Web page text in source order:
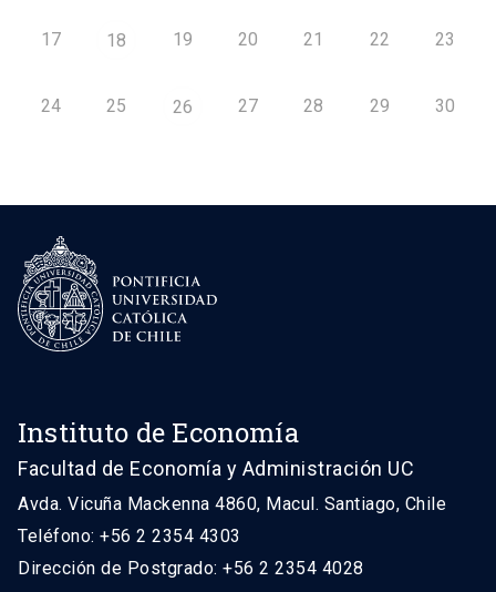
17 18 19 20 21 22 23
24 25 26 27 28 29 30
Instituto de Economía
Facultad de Economía y Administración UC
Avda. Vicuña Mackenna 4860, Macul. Santiago, Chile
Teléfono: +56 2 2354 4303
Dirección de Postgrado: +56 2 2354 4028